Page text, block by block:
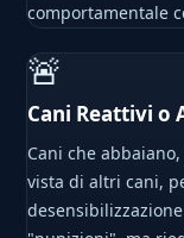
comportamentale
🚨
Cani Reattivi o
Cani che
vista di altri cani,